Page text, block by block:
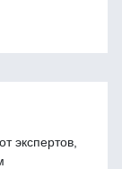
экспертов,